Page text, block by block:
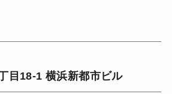
目18-1 横浜新都市ビル